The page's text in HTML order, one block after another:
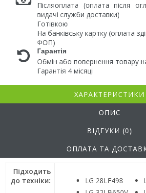
Післяоплата (оплата після
видачі служби доставки)
Готівкою
На банківську картку (оплата
ФОП)
Гарантія
Обмін або повернення товару
Гарантія 4 місяці
ХАРАКТЕРИСТИКИ
ОПИС
ВІДГУКИ (0)
ОПЛАТА ТА
Підходить
до техніки:
LG 28LF498